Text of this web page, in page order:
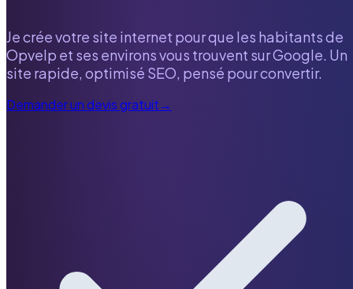
Je crée votre site internet pour que les habitants de
Opvelp et ses environs vous trouvent sur Google. Un
site rapide, optimisé SEO, pensé pour convertir.
Demander un devis gratuit→